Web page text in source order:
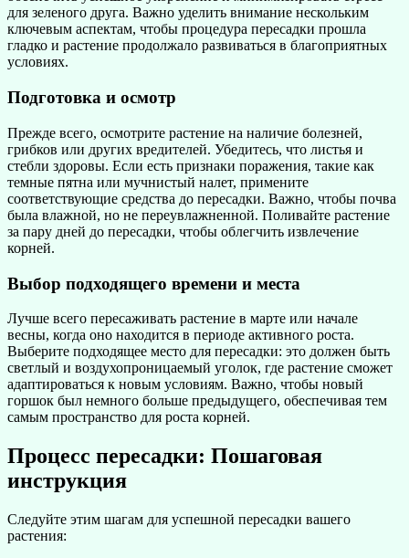
для зеленого друга. Важно уделить внимание нескольким
ключевым аспектам, чтобы процедура пересадки прошла
гладко и растение продолжало развиваться в благоприятных
условиях.
Подготовка и осмотр
Прежде всего, осмотрите растение на наличие болезней,
грибков или других вредителей. Убедитесь, что листья и
стебли здоровы. Если есть признаки поражения, такие как
темные пятна или мучнистый налет, примените
соответствующие средства до пересадки. Важно, чтобы почва
была влажной, но не переувлажненной. Поливайте растение
за пару дней до пересадки, чтобы облегчить извлечение
корней.
Выбор подходящего времени и места
Лучше всего пересаживать растение в марте или начале
весны, когда оно находится в периоде активного роста.
Выберите подходящее место для пересадки: это должен быть
светлый и воздухопроницаемый уголок, где растение сможет
адаптироваться к новым условиям. Важно, чтобы новый
горшок был немного больше предыдущего, обеспечивая тем
самым пространство для роста корней.
Процесс пересадки: Пошаговая
инструкция
Следуйте этим шагам для успешной пересадки вашего
растения: